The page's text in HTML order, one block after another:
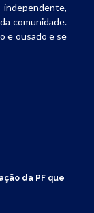
comunidade.
e ousado e se
da PF que